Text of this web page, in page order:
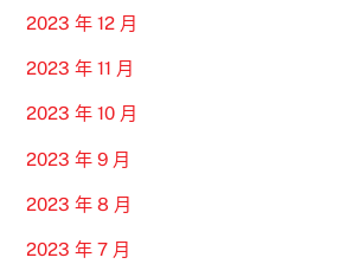
2023 年 12 月
2023 年 11 月
2023 年 10 月
2023 年 9 月
2023 年 8 月
2023 年 7 月